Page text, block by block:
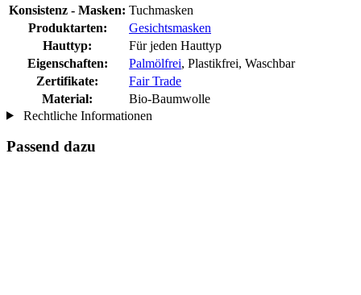
Konsistenz - Masken: Tuchmasken
Produktarten:
Gesichtsmasken
Hauttyp:
Für jeden Hauttyp
Eigenschaften:
Palmölfrei, Plastikfrei, Waschbar
Zertifikate:
Fair Trade
Material:
Bio-Baumwolle
Rechtliche Informationen
Passend dazu